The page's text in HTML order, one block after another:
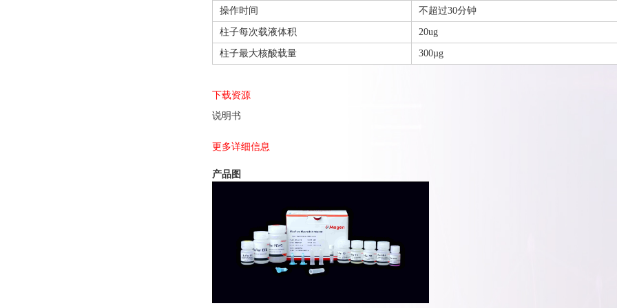
操作时间 不超过30分钟
柱子每次载液体积 20ug
柱子最大核酸载量 300µg
下载资源
说明书
更多详细信息
产品图